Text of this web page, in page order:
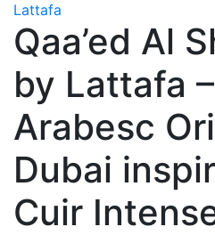
Lattafa
Qaa’ed Al
by Lattafa
Arabesc
Dubai
Cuir